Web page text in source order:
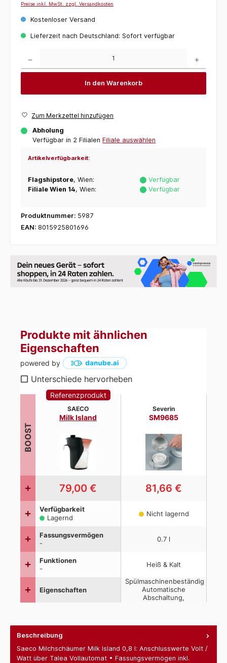
Preise inkl. MwSt. zzgl. Versandkosten
Kostenloser Versand
Lieferzeit nach Deutschland: Sofort verfügbar
In den Warenkorb
Zum Merkzettel hinzufügen
Abholung
Verfügbar in 2 Filialen Filiale auswählen
Artikelverfügbarkeit:
Flagshipstore, Wien:
Verfügbar
Filiale Wien 14, Wien: Verfügbar
Produktnummer: 5987
EAN: 8015925801696
Beschreibung
Saeco Milchschäumer Milk Island 0,8 l: Anschlusswerte Volt /
Watt über Talea Vollautomat • Fassungsvermögen inkl.